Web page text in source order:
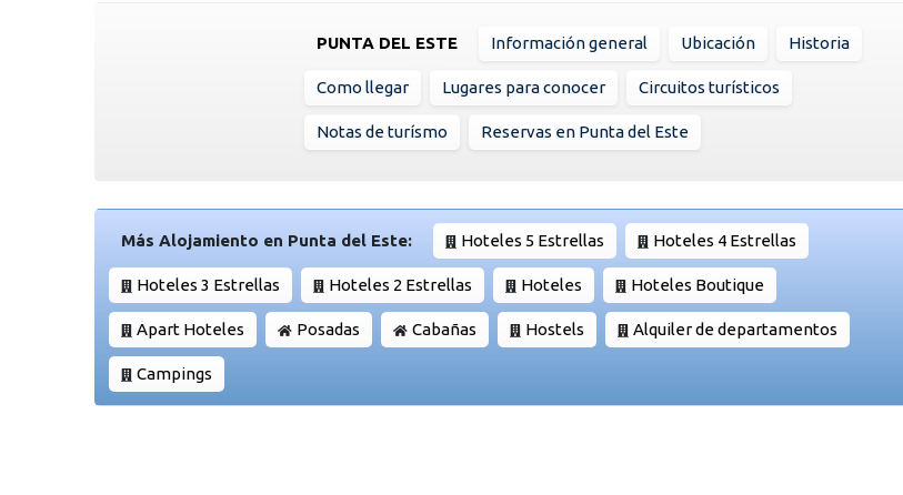
PUNTA DEL ESTE Información general Ubicación Historia
Como llegar Lugares para conocer Circuitos turísticos
Notas de turísmo Reservas en Punta del Este
Más Alojamiento en Punta del Este: Hoteles 5 Estrellas Hoteles 4 Estrellas
Hoteles 3 Estrellas Hoteles 2 Estrellas Hoteles Hoteles Boutique
Apart Hoteles Posadas Cabañas Hostels Alquiler de departamentos
Campings